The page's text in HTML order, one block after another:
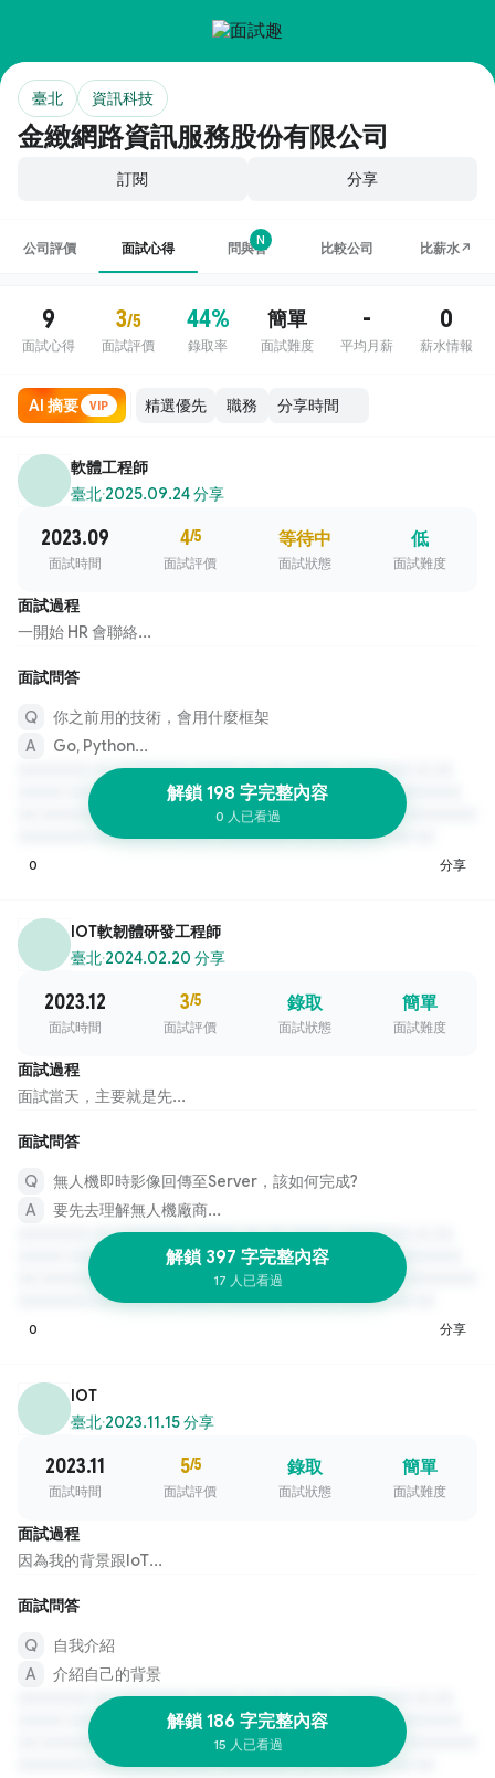
金緻網路資訊服務股份有限公司
臺北 資訊科技
訂閱 分享
公司評價 面試心得 問與答
N
比較公司 比薪水↗
9
面試心得
3/5
面試評價
44%
錄取率
簡單
面試難度
-
平均月薪
0
薪水情報
AI 摘要 VIP 職務
軟體工程師
臺北·2025.09.24 分享
2023.09
面試時間
4/5
面試評價
等待中
面試狀態
低
面試難度
面試過程
一開始 HR 會聯絡...
面試問答
你之前用的技術，會用什麼框架
Go, Python...
解鎖 198 字完整內容
0 人已看過
0 分享
IOT軟韌體研發工程師
臺北·2024.02.20 分享
2023.12
面試時間
3/5
面試評價
錄取
面試狀態
簡單
面試難度
面試過程
面試當天，主要就是先...
面試問答
無人機即時影像回傳至Server，該如何完成?
要先去理解無人機廠商...
解鎖 397 字完整內容
17 人已看過
0 分享
IOT
臺北·2023.11.15 分享
2023.11
面試時間
5/5
面試評價
錄取
面試狀態
簡單
面試難度
面試過程
因為我的背景跟IoT...
面試問答
自我介紹
介紹自己的背景
解鎖 186 字完整內容
15 人已看過